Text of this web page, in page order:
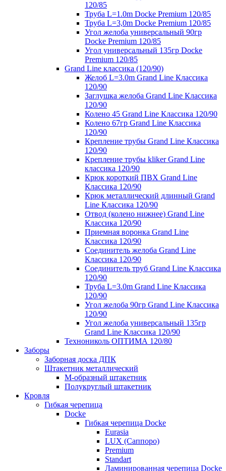
120/85
Труба L=1.0m Docke Premium 120/85
Труба L=3,0m Docke Premium 120/85
Угол желоба универсальный 90гр
Docke Premium 120/85
Угол универсальный 135гр Docke
Premium 120/85
Grand Line классика (120/90)
Желоб L=3.0m Grand Line Классика
120/90
Заглушка желоба Grand Line Классика
120/90
Колено 45 Grand Line Классика 120/90
Колено 67гр Grand Line Классика
120/90
Крепление трубы Grand Line Классика
120/90
Крепление трубы kliker Grand Line
классика 120/90
Крюк короткий ПВХ Grand Line
Классика 120/90
Крюк металлический длинный Grand
Line Классика 120/90
Отвод (колено нижнее) Grand Line
Классика 120/90
Приемная воронка Grand Line
Классика 120/90
Соединитель желоба Grand Line
Классика 120/90
Соединитель труб Grand Line Классика
120/90
Труба L=3.0m Grand Line Классика
120/90
Угол желоба 90гр Grand Line Классика
120/90
Угол желоба универсальный 135гр
Grand Line Классика 120/90
Технониколь ОПТИМА 120/80
Заборы
Заборная доска ДПК
Штакетник металлический
М-образный штакетник
Полукруглый штакетник
Кровля
Гибкая черепица
Docke
Гибкая черепица Docke
Eurasia
LUX (Саппоро)
Premium
Standart
Ламинированная черепица Docke